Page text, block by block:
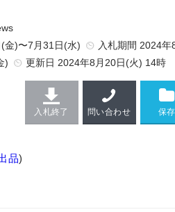
金)〜7月31日(水)
入札期間 2024
) 更新日 2024年8月20日(火) 14時
入札終了 問い合わせ
品)